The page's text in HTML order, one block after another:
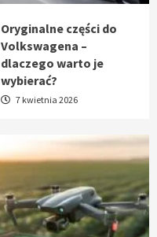
Oryginalne części do
Volkswagena –
dlaczego warto je
wybierać?
7 kwietnia 2026